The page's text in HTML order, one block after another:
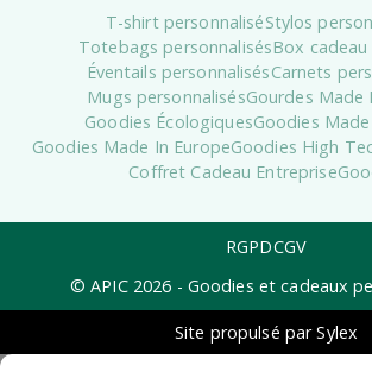
T-shirt personnaliséStylos
Totebags personnalisésBox
Éventails personnalisésCarnets
Mugs personnalisésGourdes Made
Goodies ÉcologiquesGoodies
Goodies Made In EuropeGoodies High
Coffret Cadeau Entreprise
RGPDCGV
© APIC 2026 - Goodies et cadeaux
Site propulsé par Sylex